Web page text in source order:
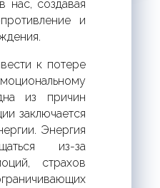
нас, создавая
и
к потере
из причин
заключается
Энергия
из-за
страхов